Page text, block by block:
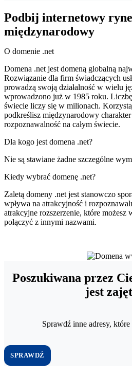
Podbij internetowy
międzynarodowy
O domenie .net
Domena .net jest domeną globalną
Rozwiązanie dla firm świadczących
prowadzą swoją działalność w wielu
wprowadzono już w 1985 roku. Liczbę
świecie liczy się w milionach.
podkreślisz międzynarodowy
rozpoznawalność na całym świecie.
Dla kogo jest domena .net?
Nie są stawiane żadne szczególne
Kiedy wybrać domenę .net?
Zaletą domeny .net jest stanowczo
wpływa na atrakcyjność i
atrakcyjne rozszerzenie, które możesz
połączyć z innymi nazwami.
Poszukiwana przez
jest
Sprawdź inne adresy,
SPRAWDŹ